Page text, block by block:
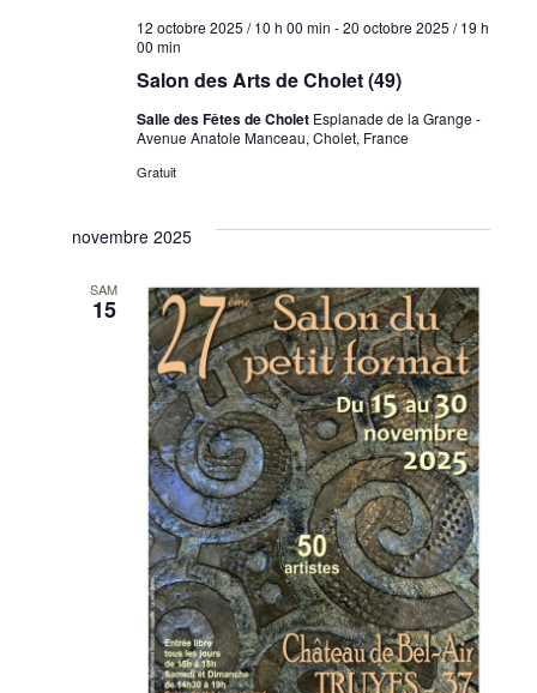
Salon des Arts de Cholet (49)
12 octobre 2025 / 10 h 00 min -20 octobre 2025 / 19 h
00 min
Salle des Fêtes de Cholet Esplanade de la Grange -
Avenue Anatole Manceau, Cholet, France
Gratuit
novembre 2025
SAM
15